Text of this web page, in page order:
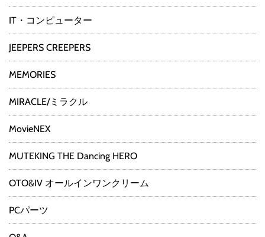
IT・コンピューター
JEEPERS CREEPERS
MEMORIES
MIRACLE/ミラクル
MovieNEX
MUTEKING THE Dancing HERO
OTO&IV オールインワンクリーム
PCパーツ